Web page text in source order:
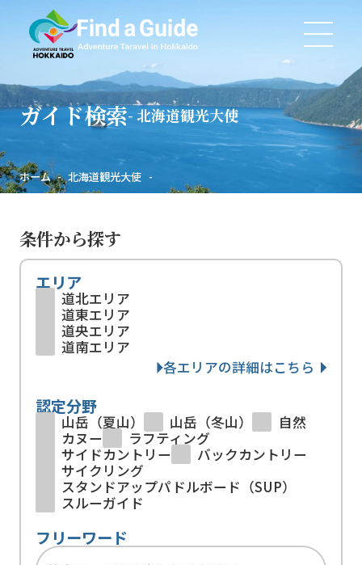
ガイド検索 北海道観光大使
ホーム 北海道観光大使
条件から探す
エリア
道北エリア
道東エリア
道央エリア
道南エリア
各エリアの詳細はこちら
認定分野
山岳（夏山） 山岳（冬山）
自然
カヌー
ラフティング
サイドカントリー
バックカントリー
サイクリング
スタンドアップパドルボード（SUP）
スルーガイド
フリーワード